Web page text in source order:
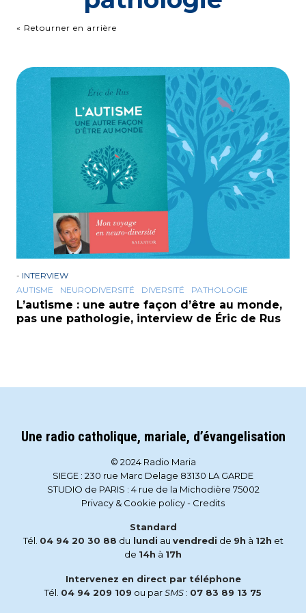
« Retourner en arrière
- INTERVIEW
AUTISME
NEURODIVERSITÉ DIVERSITÉ PATHOLOGIE
L’autisme : une autre façon d’être au monde,
pas une pathologie, interview de Éric de Rus
Une radio catholique, mariale, d’évangelisation
© 2024 Radio Maria
SIEGE : 230 rue Marc Delage 83130 LA GARDE
STUDIO de PARIS : 4 rue de la Michodière 75002
Privacy & Cookie policy- Credits
Standard
Tél. 04 94 20 30 88 du lundi au vendredi de 9h à 12h et
de 14h à 17h
Intervenez en direct par téléphone
Tél. 04 94 209 109 ou parSMS : 07 83 89 13 75